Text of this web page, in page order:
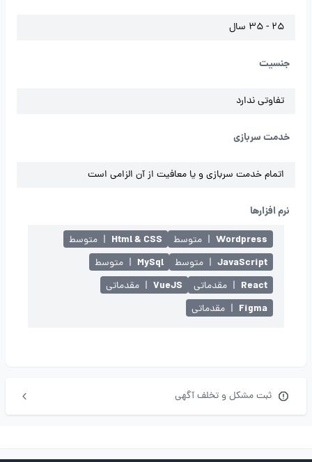
25 - 35 سال
جنسیت
تفاوتی ندارد
خدمت سربازی
اتمام خدمت سربازی و یا معافیت از آن الزامی است
نرم افزارها
Wordpress
| متوسط Html & CSS
| متوسط
JavaScript
| متوسط MySql
| متوسط
React
| مقدماتی VueJS
| مقدماتی
Figma
| مقدماتی
ثبت مشکل و تخلف آگهی